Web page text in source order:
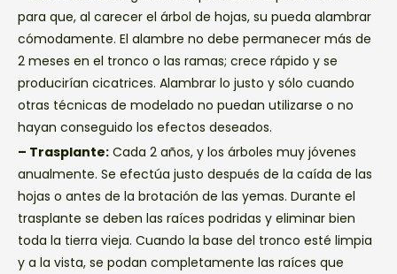
para que, al carecer el árbol de hojas, su pueda alambrar
cómodamente. El alambre no debe permanecer más de
2 meses en el tronco o las ramas; crece rápido y se
producirían cicatrices. Alambrar lo justo y sólo cuando
otras técnicas de modelado no puedan utilizarse o no
hayan conseguido los efectos deseados.
– Trasplante: Cada 2 años, y los árboles muy jóvenes
anualmente. Se efectúa justo después de la caída de las
hojas o antes de la brotación de las yemas. Durante el
trasplante se deben las raíces podridas y eliminar bien
toda la tierra vieja. Cuando la base del tronco esté limpia
y a la vista, se podan completamente las raíces que